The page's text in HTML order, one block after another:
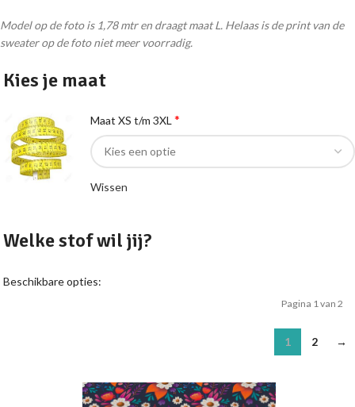
Model op de foto is 1,78 mtr en draagt maat L. Helaas is de print van de
sweater op de foto niet meer voorradig.
Kies je maat
Maat XS t/m 3XL *
Wissen
Welke stof wil jij?
Beschikbare opties:
Pagina 1 van 2
1 2 →